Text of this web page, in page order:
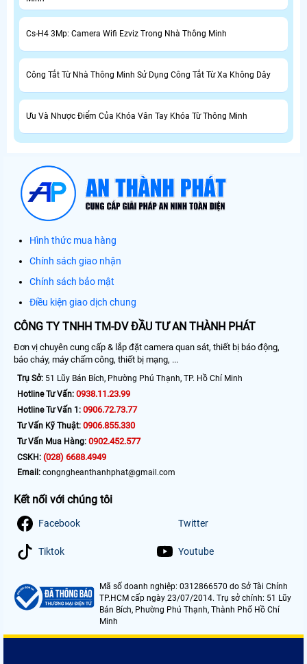
Cs-H4 3Mp: Camera Wifi Ezviz Trong Nhà Thông Minh
Công Tắt Từ Nhà Thông Minh Sử Dụng Công Tắt Từ Xa Không Dây
Ưu Và Nhược Điểm Của Khóa Vân Tay Khóa Từ Thông Minh
Hình thức mua hàng
Chính sách giao nhận
Chính sách bảo mật
Điều kiện giao dịch chung
CÔNG TY TNHH TM-DV ĐẦU TƯ AN THÀNH PHÁT
Đơn vị chuyên cung cấp & lắp đặt camera quan sát, thiết bị báo động,
báo cháy, máy chấm công, thiết bị mạng, ...
Trụ Sở: 51 Lũy Bán Bích, Phường Phú Thạnh, TP. Hồ Chí Minh
Hotline Tư Vấn: 0938.11.23.99
Hotline Tư Vấn 1: 0906.72.73.77
Tư Vấn Kỹ Thuật: 0906.855.330
Tư Vấn Mua Hàng: 0902.452.577
CSKH: (028) 6688.4949
Email: congngheanthanhphat@gmail.com
Kết nối với chúng tôi
Facebook Twitter
Tiktok Youtube
Mã số doanh nghiệp: 0312866570 do Sở Tài Chính
TP.HCM cấp ngày 23/07/2014. Trụ sở chính: 51 Lũy
Bán Bích, Phường Phú Thạnh, Thành Phố Hồ Chí
Minh